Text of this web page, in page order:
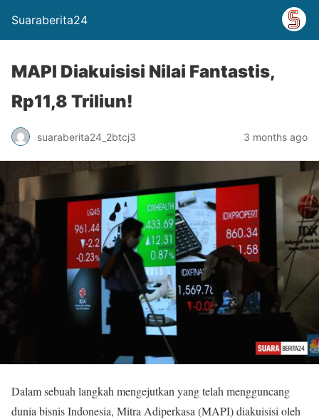
Suaraberita24
MAPI Diakuisisi Nilai Fantastis,
Rp11,8 Triliun!
suaraberita24_2btcj3 3 months ago
Dalam sebuah langkah mengejutkan yang telah mengguncang
dunia bisnis Indonesia, Mitra Adiperkasa (MAPI) diakuisisi oleh